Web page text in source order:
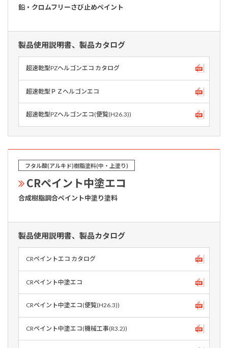
鉛・クロムフリーさび止めペイント
製品使用説明書、製品カタログ
超速乾型PZヘルゴンエコ カタログ
超速乾型ＰＺヘルゴンエコ
超速乾型PZヘルゴンエコ(便覧(H26.3))
フタル酸(アルキド)樹脂塗料(中・上塗り)
CRペイント中塗エコ
合成樹脂調合ペイント中塗り塗料
製品使用説明書、製品カタログ
CRペイントエコ カタログ
CRペイント中塗エコ
CRペイント中塗エコ(便覧(H26.3))
CRペイント中塗エコ(機械工事(R3.2))